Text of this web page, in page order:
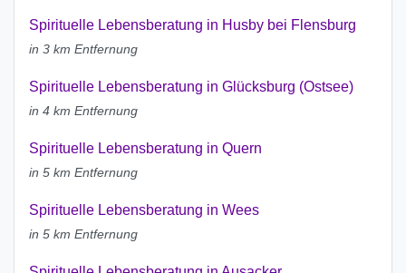
Spirituelle Lebensberatung in Husby bei Flensburg
in 3 km Entfernung
Spirituelle Lebensberatung in Glücksburg (Ostsee)
in 4 km Entfernung
Spirituelle Lebensberatung in Quern
in 5 km Entfernung
Spirituelle Lebensberatung in Wees
in 5 km Entfernung